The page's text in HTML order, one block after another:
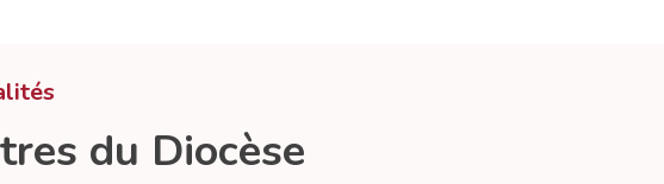
du Diocèse